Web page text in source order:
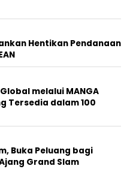
Hentikan Pendanaan
melalui MANGA
Tersedia dalam 100
Buka Peluang bagi
Grand Slam